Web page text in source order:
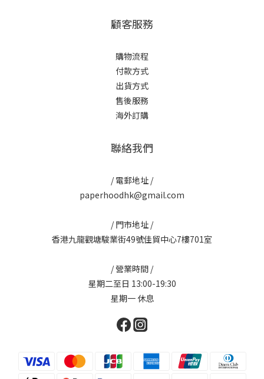
顧客服務
購物流程
付款方式
出貨方式
售後服務
海外訂購
聯絡我們
/ 電郵地址 /
paperhoodhk@gmail.com
/ 門市地址 /
香港九龍觀塘駿業街49號佳貿中心7樓701室
/ 營業時間 /
星期二至日 13:00-19:30
星期一 休息